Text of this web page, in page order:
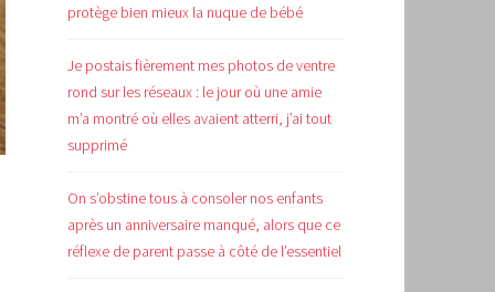
protège bien mieux la nuque de bébé
Je postais fièrement mes photos de ventre
rond sur les réseaux : le jour où une amie
m’a montré où elles avaient atterri, j’ai tout
supprimé
On s’obstine tous à consoler nos enfants
après un anniversaire manqué, alors que ce
réflexe de parent passe à côté de l’essentiel